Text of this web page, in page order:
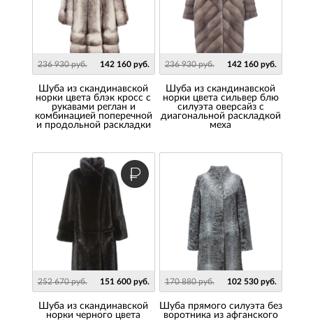
236 930 руб. 142 160 руб.
Шуба из скандинавской
норки цвета блэк кросс с
рукавами реглан и
комбинацией поперечной
и продольной раскладки
236 930 руб. 142 160 руб.
Шуба из скандинавской
норки цвета сильвер блю
силуэта оверсайз с
диагональной раскладкой
меха
252 670 руб. 151 600 руб.
Шуба из скандинавской
норки черного цвета
170 880 руб. 102 530 руб.
Шуба прямого силуэта без
воротника из афганского